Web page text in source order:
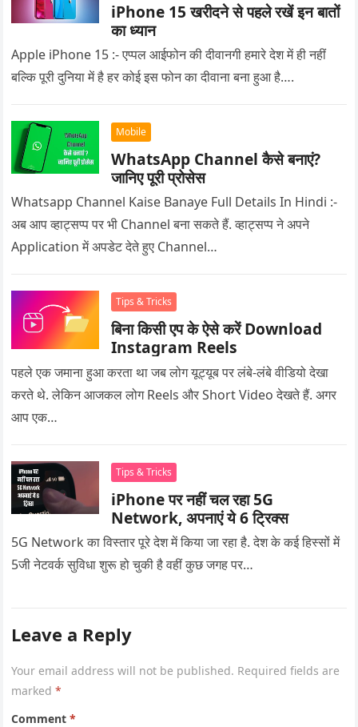
iPhone 15 खरीदने से पहले रखें इन बातों
का ध्यान
Apple iPhone 15 :- एप्पल आईफोन की दीवानगी हमारे देश में ही नहीं
बल्कि पूरी दुनिया में है हर कोई इस फोन का दीवाना बना हुआ है….
Mobile
WhatsApp Channel कैसे बनाएं?
जानिए पूरी प्रोसेस
Whatsapp Channel Kaise Banaye Full Details In Hindi :-
अब आप व्हाट्सप्प पर भी Channel बना सकते हैं. व्हाट्सप्प ने अपने
Application में अपडेट देते हुए Channel…
Tips & Tricks
बिना किसी एप के ऐसे करें Download
Instagram Reels
पहले एक जमाना हुआ करता था जब लोग यूट्यूब पर लंबे-लंबे वीडियो देखा
करते थे. लेकिन आजकल लोग Reels और Short Video देखते हैं. अगर
आप एक…
Tips & Tricks
iPhone पर नहीं चल रहा 5G
Network, अपनाएं ये 6 ट्रिक्स
5G Network का विस्तार पूरे देश में किया जा रहा है. देश के कई हिस्सों में
5जी नेटवर्क सुविधा शुरू हो चुकी है वहीं कुछ जगह पर…
Leave a Reply
Your email address will not be published. Required fields are
marked*
Comment*